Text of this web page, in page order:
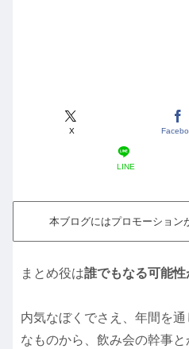
X
LINE
本ブログにはプロモーション
まとめ役は誰でもなる可能性
内気なぼくでさえ、年間を
なものから、飲み会の幹事と